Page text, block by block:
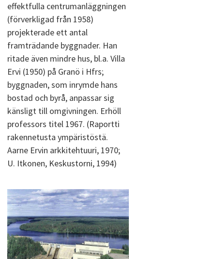
effektfulla centrumanläggningen
(förverkligad från 1958)
projekterade ett antal
framträdande byggnader. Han
ritade även mindre hus, bl.a. Villa
Ervi (1950) på Granö i Hfrs;
byggnaden, som inrymde hans
bostad och byrå, anpassar sig
känsligt till omgivningen. Erhöll
professors titel 1967. (Raportti
rakennetusta ympäristöstä.
Aarne Ervin arkkitehtuuri, 1970;
U. Itkonen, Keskustorni, 1994)